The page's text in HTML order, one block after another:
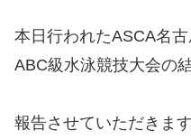
本日行われたASCA名
ABC級水泳競技大会の
報告させていただきます